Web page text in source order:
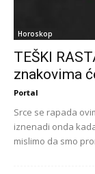
Horoskop
TEŠKI
znakovima
Portal
Srce se rapada
iznenadi onda
mislimo da smo